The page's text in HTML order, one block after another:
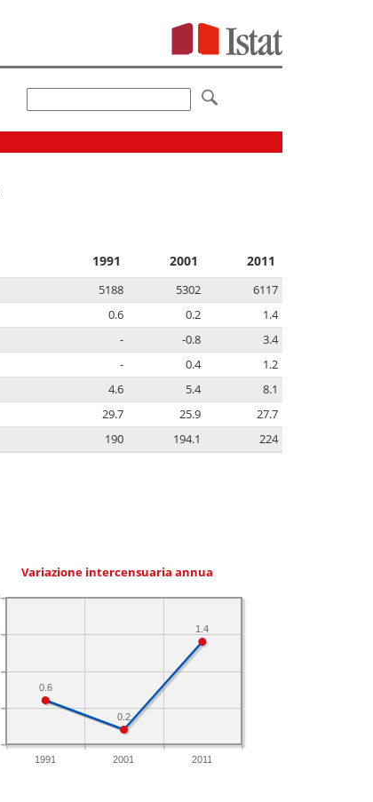
1991 2001 2011
5188 5302
6117
0.6 0.2
1.4
- -0.8
3.4
- 0.4
1.2
4.6 5.4
8.1
29.7 25.9
27.7
190 194.1 224
Variazione intercensuaria annua
1991 2001 2011
1.4
0.2
0.6